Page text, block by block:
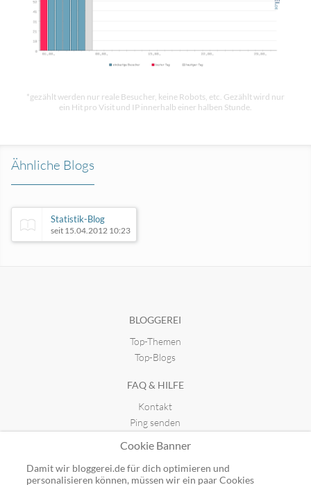
*gezählt werden nur reale Besucher, keine Robots, etc. Gezählt wird nur
ein Hit pro Visit und IP innerhalb einer halben Stunde.
Ähnliche Blogs
Statistik-Blog
seit 15.04.2012 10:23
Der KAUFSONNTAG.DE Blog
BLOGGEREI
Top-Themen
Top-Blogs
FAQ & HILFE
Kontakt
Ping senden
GUTSCHEINE
Cookie Banner
Damit wir bloggerei.de für dich optimieren und
personalisieren können, müssen wir ein paar Cookies